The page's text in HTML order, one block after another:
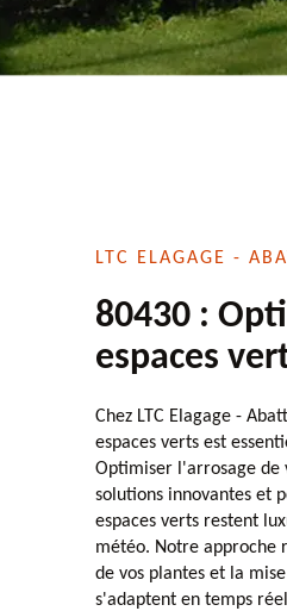
LTC ELAGAGE -
80430 :
espaces
Chez LTC Elagage -
espaces verts est
Optimiser l'arrosage de
solutions innovantes et
espaces verts restent
météo. Notre approche
de vos plantes et la
s'adaptent en temps